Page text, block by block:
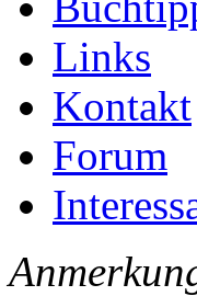
Links
Kontakt
Forum